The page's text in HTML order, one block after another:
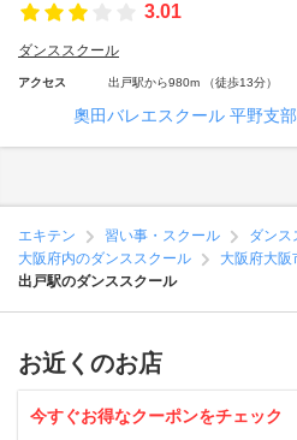
3.01
ダンススクール
アクセス 出戸駅から980m （徒歩13分）
奧田バレエスクール 平野支
エキテン 習い事・スクール
ダンス
大阪府内のダンススクール
大阪府大阪
出戸駅のダンススクール
お近くのお店
今すぐお得なクーポンをチェック